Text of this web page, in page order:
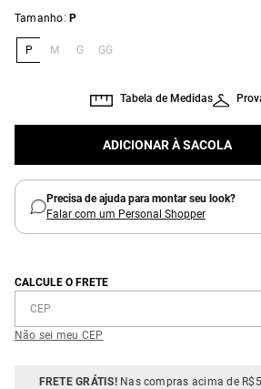
Tamanho: P
P M G GG
Tabela de Medidas
ADICIONAR À SACOLA
Precisa de ajuda para montar seu look?
Falar com um Personal Shopper
CALCULE O FRETE
Não sei meu CEP
FRETE GRÁTIS!Nas compras acima de